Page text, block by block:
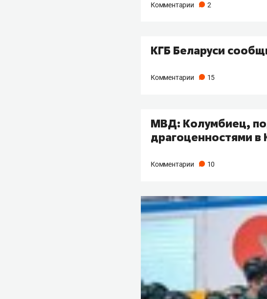
Комментарии 2
КГБ Беларуси
Комментарии 15
МВД: Колумбиец,
драгоценностями
Комментарии 10